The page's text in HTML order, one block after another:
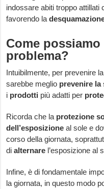
indossare abiti troppo attillati
favorendo la
Come
problema?
Intuibilmente, per prevenire
sarebbe meglio prevenire la
i prodotti più adatti per
Ricorda che la protezione
dell’esposizione al sole e
corso della giornata,
dialternare l’esposizione al
Infine, è di fondamentale
la giornata, in questo modo